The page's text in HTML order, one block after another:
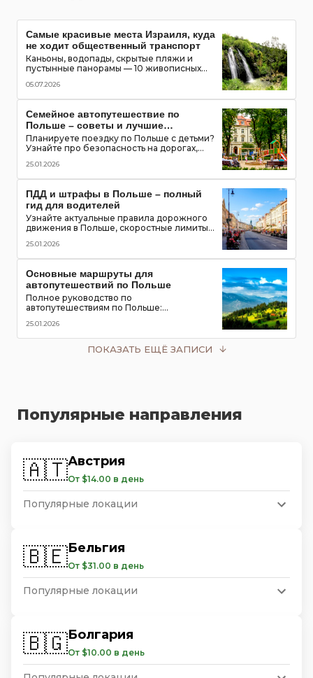
Самые красивые места Израиля, куда
не ходит общественный транспорт
Каньоны, водопады, скрытые пляжи и
пустынные панорамы — 10 живописных
только на автомобиле
05.07.2026
Семейное автопутешествие по
Польше – советы и лучшие
маршруты с детьми
Планируете поездку по Польше с детьми?
Узнайте про безопасность на дорогах,
полезные приложения для путешествия
всей семьей
25.01.2026
ПДД и штрафы в Польше – полный
гид для водителей
Узнайте актуальные правила дорожного
движения в Польше, скоростные лимиты,
обязательное оборудование в
автомобиле и размеры штрафов для
25.01.2026
Основные маршруты для
автопутешествий по Польше
Полное руководство по
автопутешествиям по Польше:
достопримечательности, замки, горы и
озёра, советы для водителей
25.01.2026
ПОКАЗАТЬ ЕЩЁ ЗАПИСИ
Популярные направления
🇦🇹Австрия
От $14.00 в день
Популярные локации
🇧🇪Бельгия
От $31.00 в день
Популярные локации
🇧🇬Болгария
От $10.00 в день